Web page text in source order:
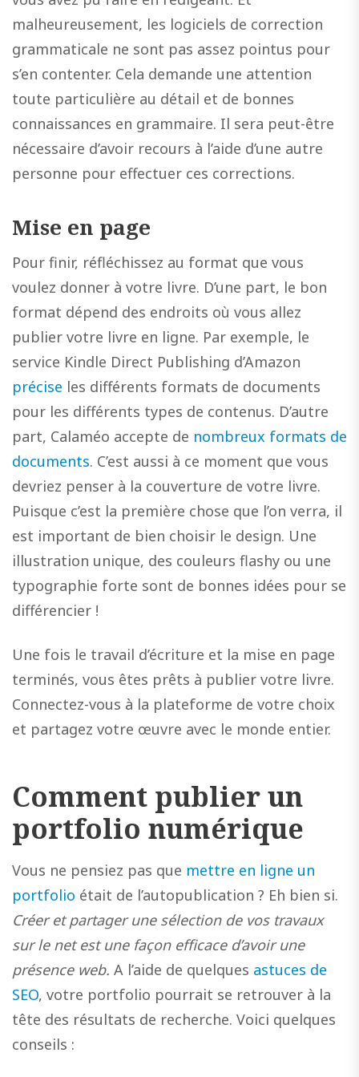
malheureusement, les logiciels de correction
grammaticale ne sont pas assez pointus pour
s’en contenter. Cela demande une attention
toute particulière au détail et de bonnes
connaissances en grammaire. Il sera peut-être
nécessaire d’avoir recours à l’aide d’une autre
personne pour effectuer ces corrections.
Mise en page
Pour finir, réfléchissez au format que vous
voulez donner à votre livre. D’une part, le bon
format dépend des endroits où vous allez
publier votre livre en ligne. Par exemple, le
service Kindle Direct Publishing d’Amazon
précise les différents formats de documents
pour les différents types de contenus. D’autre
part, Calaméo accepte de nombreux formats de
documents. C’est aussi à ce moment que vous
devriez penser à la couverture de votre livre.
Puisque c’est la première chose que l’on verra, il
est important de bien choisir le design. Une
illustration unique, des couleurs flashy ou une
typographie forte sont de bonnes idées pour se
différencier !
Une fois le travail d’écriture et la mise en page
terminés, vous êtes prêts à publier votre livre.
Connectez-vous à la plateforme de votre choix
et partagez votre œuvre avec le monde entier.
Comment publier un
portfolio numérique
Vous ne pensiez pas que mettre en ligne un
portfolio était de l’autopublication ? Eh bien si.
Créer et partager une sélection de vos travaux
sur le net est une façon efficace d’avoir une
présence web. A l’aide de quelques astuces de
SEO, votre portfolio pourrait se retrouver à la
tête des résultats de recherche. Voici quelques
conseils :